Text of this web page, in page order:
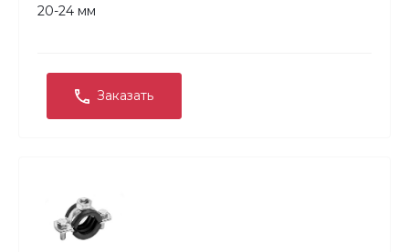
20-24 мм
Заказать